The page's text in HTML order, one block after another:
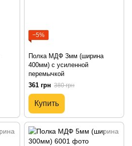
−5%
Полка МДФ 3мм (ширина
400мм) с усиленной
перемычкой
361 грн 380 грн
Купить